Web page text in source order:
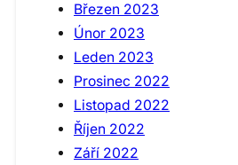
Březen 2023
Únor 2023
Leden 2023
Prosinec 2022
Listopad 2022
Říjen 2022
Září 2022